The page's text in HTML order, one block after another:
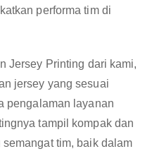
performa tim di
Jersey Printing dari kami,
jersey yang sesuai
pengalaman layanan
tampil kompak dan
tim, baik dalam